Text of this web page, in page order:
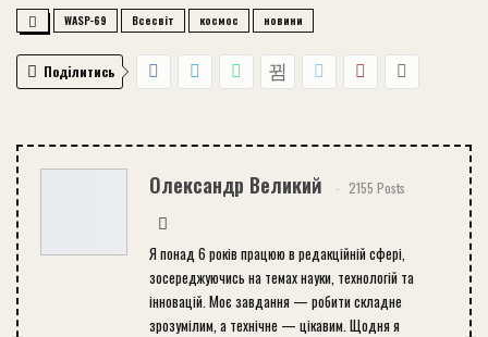
WASP-69 Всесвіт космос новини
Поділитись
Олександр Великий 2155 Posts
Я понад 6 років працюю в редакційній сфері,
зосереджуючись на темах науки, технологій та
інновацій. Моє завдання — робити складне
зрозумілим, а технічне — цікавим. Щодня я